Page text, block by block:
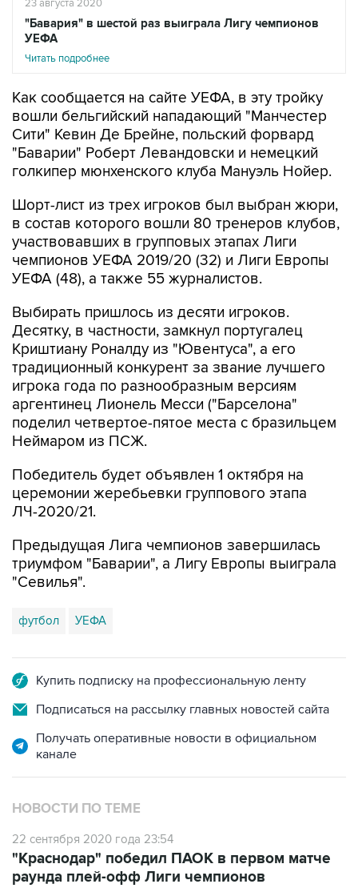
23 августа 2020
"Бавария" в шестой раз выиграла Лигу чемпионов
УЕФА
Читать подробнее
Как сообщается на сайте УЕФА, в эту тройку
вошли бельгийский нападающий "Манчестер
Сити" Кевин Де Брейне, польский форвард
"Баварии" Роберт Левандовски и немецкий
голкипер мюнхенского клуба Мануэль Нойер.
Шорт-лист из трех игроков был выбран жюри,
в состав которого вошли 80 тренеров клубов,
участвовавших в групповых этапах Лиги
чемпионов УЕФА 2019/20 (32) и Лиги Европы
УЕФА (48), а также 55 журналистов.
Выбирать пришлось из десяти игроков.
Десятку, в частности, замкнул португалец
Криштиану Роналду из "Ювентуса", а его
традиционный конкурент за звание лучшего
игрока года по разнообразным версиям
аргентинец Лионель Месси ("Барселона"
поделил четвертое-пятое места с бразильцем
Неймаром из ПСЖ.
Победитель будет объявлен 1 октября на
церемонии жеребьевки группового этапа
ЛЧ-2020/21.
Предыдущая Лига чемпионов завершилась
триумфом "Баварии", а Лигу Европы выиграла
"Севилья".
футбол УЕФА
Купить подписку на профессиональную ленту
Подписаться на рассылку главных новостей сайта
Получать оперативные новости в официальном
канале
НОВОСТИ ПО ТЕМЕ
22 сентября 2020 года 23:54
"Краснодар" победил ПАОК в первом матче
раунда плей-офф Лиги чемпионов